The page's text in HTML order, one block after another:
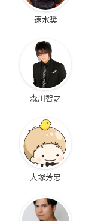
速水奨
森川智之
大塚芳忠